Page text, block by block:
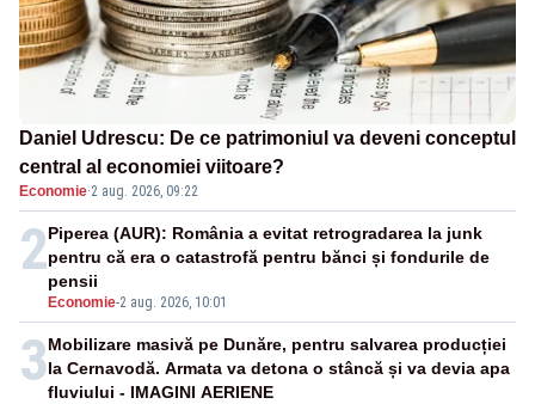
Daniel Udrescu: De ce patrimoniul va deveni conceptul
central al economiei viitoare?
Economie·2 aug. 2026, 09:22
2
Economie-2 aug. 2026, 10:01
Piperea (AUR): România a evitat retrogradarea la junk
pentru că era o catastrofă pentru bănci și fondurile de
pensii
3Mobilizare masivă pe Dunăre, pentru salvarea producției
la Cernavodă. Armata va detona o stâncă și va devia apa
fluviului - IMAGINI AERIENE